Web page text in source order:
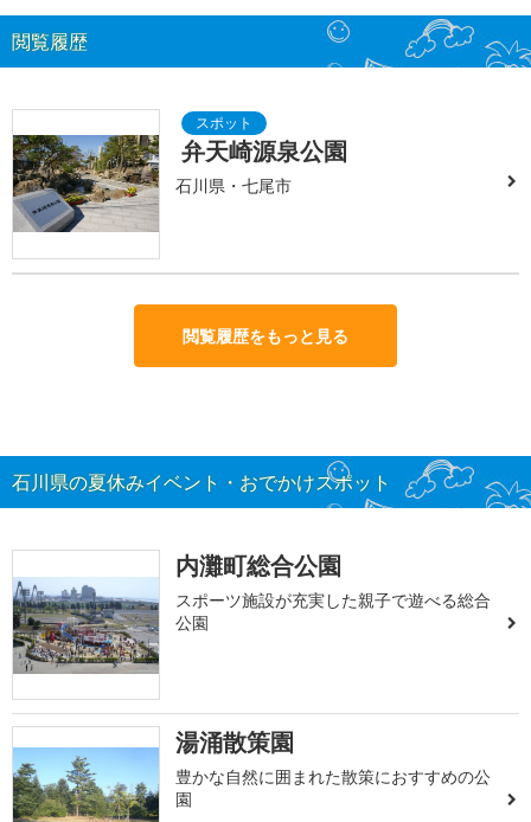
閲覧履歴
弁天崎源泉公園
石川県・七尾市
閲覧履歴をもっと見る
石川県の夏休みイベント・おでかけスポット
内灘町総合公園
スポーツ施設が充実した親子で遊べる総合
公園
湯涌散策園
豊かな自然に囲まれた散策におすすめの公
園